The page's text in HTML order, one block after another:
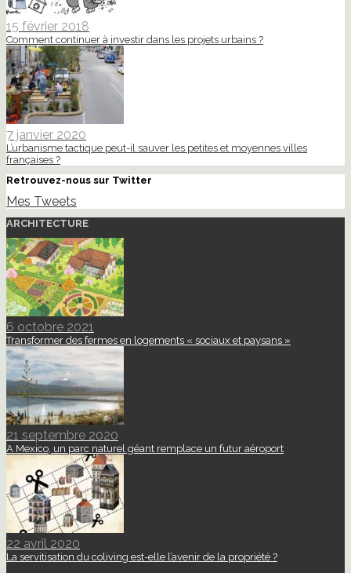
15 février 2018
Comment continuer à investir dans les projets urbains ?
7 janvier 2020
L’urbanisme tactique peut-il sauver les petites et moyennes villes
françaises ?
Retrouvez-nous sur Twitter
Mes Tweets
ARCHITECTURE
6 octobre 2021
Transformer des fermes en logements « sociaux et paysans »
21 septembre 2020
A Mexico, un parc naturel géant remplace un futur aéroport
22 avril 2020
La servitisation du coliving est-elle l’avenir de la propriété ?